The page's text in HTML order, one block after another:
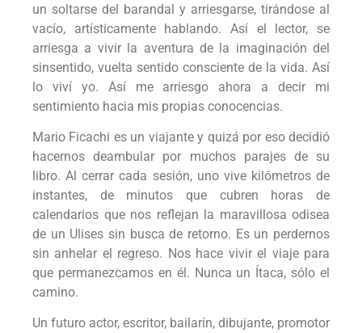
un soltarse del barandal y arriesgarse, tirándose al
vacío, artísticamente hablando. Así el lector, se
arriesga a vivir la aventura de la imaginación del
sinsentido, vuelta sentido consciente de la vida. Así
lo viví yo. Así me arriesgo ahora a decir mi
sentimiento hacia mis propias conocencias.
Mario Ficachi es un viajante y quizá por eso decidió
hacernos deambular por muchos parajes de su
libro. Al cerrar cada sesión, uno vive kilómetros de
instantes, de minutos que cubren horas de
calendarios que nos reflejan la maravillosa odisea
de un Ulises sin busca de retorno. Es un perdernos
sin anhelar el regreso. Nos hace vivir el viaje para
que permanezcamos en él. Nunca un Ítaca, sólo el
camino.
Un futuro actor, escritor, bailarín, dibujante, promotor